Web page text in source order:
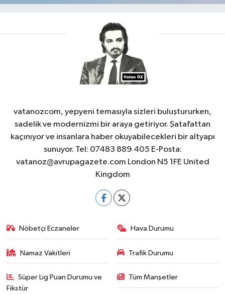
vatanozcom, yepyeni temasıyla sizleri buluştururken,
sadelik ve modernizmi bir araya getiriyor. Şatafattan
kaçınıyor ve insanlara haber okuyabilecekleri bir altyapı
sunuyor. Tel: 07483 889 405 E-Posta:
vatanoz@avrupagazete.com London N5 1FE United
Kingdom
Nöbetçi Eczaneler Hava Durumu
Namaz Vakitleri Trafik Durumu
Süper Lig Puan Durumu ve
Fikstür
Tüm Manşetler